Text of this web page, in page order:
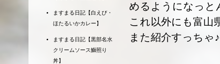
めるようになっと
これ以外にも富山
また紹介すっちゃ
ますまる日記【白えび・
ほたるいかカレー】
ますまる日記【黒部名水
クリームソース鰤照り
丼】